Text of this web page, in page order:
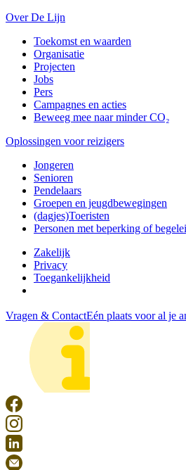
Over De Lijn
Toekomst en waarden
Organisatie
Projecten
Jobs
Pers
Campagnes en acties
Beweeg mee naar minder CO₂
Oplossingen voor reizigers
Jongeren
Senioren
Pendelaars
Groepen en jeugdbewegingen
(dagjes)Toeristen
Personen met beperking of
Zakelijk
Privacy
Toegankelijkheid
Vragen & ContactEén plaats voor al je